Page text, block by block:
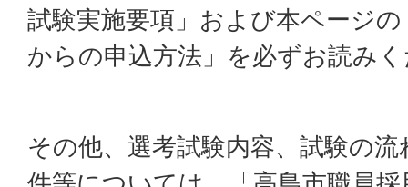
試験実施要項」および本ページ
からの申込方法」を必ずお読み
その他、選考試験内容、試験の